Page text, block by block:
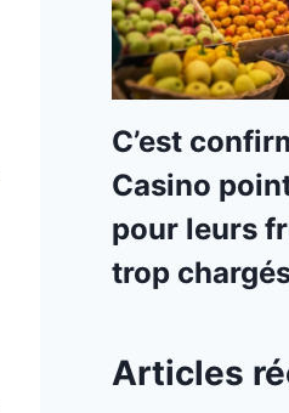
C’est
Casino
pour leurs
trop
Articles